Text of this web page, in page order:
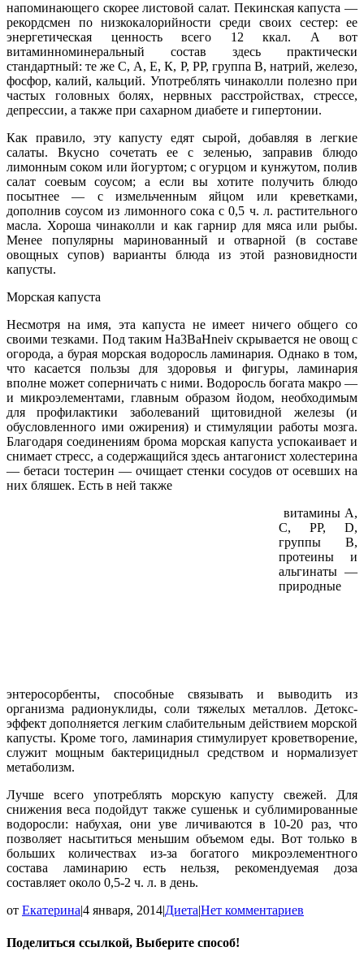
напоминающего скорее листовой салат. Пекинская капуста —
рекордсмен по низкокалорийности среди своих сестер: ее
энергетическая ценность всего 12 ккал. А вот
витаминноминеральный состав здесь практически
стандартный: те же С, А, Е, К, Р, РР, группа В, натрий, железо,
фосфор, калий, кальций. Употреблять чинаколли полезно при
частых головных болях, нервных расстройствах, стрессе,
депрессии, а также при сахарном диабете и гипертонии.
Как правило, эту капусту едят сырой, добавляя в легкие
салаты. Вкусно сочетать ее с зеленью, заправив блюдо
лимонным соком или йогуртом; с огурцом и кунжутом, полив
салат соевым соусом; а если вы хотите получить блюдо
посытнее — с измельченным яйцом или креветками,
дополнив соусом из лимонного сока с 0,5 ч. л. растительного
масла. Хороша чинаколли и как гарнир для мяса или рыбы.
Менее популярны маринованный и отварной (в составе
овощных супов) варианты блюда из этой разновидности
капусты.
Морская капуста
Несмотря на имя, эта капуста не имеет ничего общего со
своими тезками. Под таким Ha3BaHneiv скрывается не овощ с
огорода, а бурая морская водоросль ламинария. Однако в том,
что касается пользы для здоровья и фигуры, ламинария
вполне может соперничать с ними. Водоросль богата макро —
и микроэлементами, главным образом йодом, необходимым
для профилактики заболеваний щитовидной железы (и
обусловленного ими ожирения) и стимуляции работы мозга.
Благодаря соединениям брома морская капуста успокаивает и
снимает стресс, а содержащийся здесь антагонист холестерина
— бетаси тостерин — очищает стенки сосудов от осевших на
них бляшек. Есть в ней также
витамины А,
С, РР, D,
группы В,
протеины и
альгинаты —
природные
энтеросорбенты, способные связывать и выводить из
организма радионуклиды, соли тяжелых металлов. Детокс-
эффект дополняется легким слабительным действием морской
капусты. Кроме того, ламинария стимулирует кроветворение,
служит мощным бактерицидныл средством и нормализует
метаболизм.
Лучше всего употреблять морскую капусту свежей. Для
снижения веса подойдут также сушеньк и сублимированные
водоросли: набухая, они уве личиваются в 10-20 раз, что
позволяет насытиться меньшим объемом еды. Вот только в
больших количествах из-за богатого микроэлементного
состава ламинарию есть нельзя, рекомендуемая доза
составляет около 0,5-2 ч. л. в день.
от Екатерина|4 января, 2014|Диета|Нет комментариев
Поделиться ссылкой, Выберите способ!